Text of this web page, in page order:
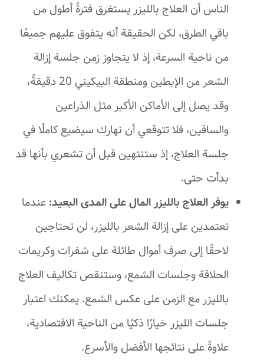
الناس أن العلاج بالليزر يستغرق فترةً أطول من
باقي الطرق، لكن الحقيقة أنه يتفوق عليهم جميعًا
من ناحية السرعة، إذ لا يتجاوز زمن جلسة إزالة
الشعر من الإبطين ومنطقة البيكيني 20 دقيقةً،
وقد يصل إلى الأماكن الأكبر مثل الذراعين
والساقين، فلا تتوقعي أن نهارك سيضيع كاملًا في
جلسة العلاج، إذ ستنتهين قبل أن تشعري بأنها قد
بدأت حتى.
يوفر العلاج بالليزر المال على المدى البعيد: عندما
تعتمدين على إزالة الشعر بالليزر، لن تحتاجين
لاحقًا إلى صرف أموال طائلة على شفرات وكريمات
الحلاقة وجلسات الشمع، وستنقص تكاليف العلاج
بالليزر مع الزمن على عكس الشمع. يمكنك اعتبار
جلسات الليزر خيارًا ذكيًا من الناحية الاقتصادية،
علاوةً على نتائجها الأفضل والأسرع.